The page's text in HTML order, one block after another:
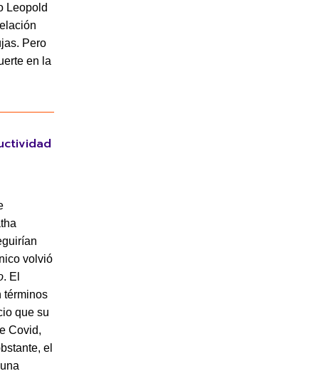
Leopold
Pero
en la
volvió
. El
términos
que su
Covid,
el